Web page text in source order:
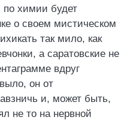
по химии будет
о своем мистическом
так мило, как
а саратовские не
вдруг
он от
и, может быть,
не то на нервной